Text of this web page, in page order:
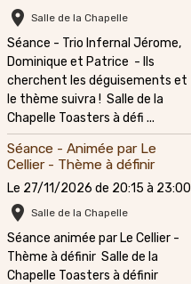
Salle de la Chapelle
Séance - Trio Infernal Jérome,
Dominique et Patrice - Ils
cherchent les déguisements et
le thème suivra ! Salle de la
Chapelle Toasters à défi ...
Séance - Animée par Le
Cellier - Thème à définir
Le 27/11/2026 de 20:15 à 23:00
Salle de la Chapelle
Séance animée par Le Cellier -
Thème à définir Salle de la
Chapelle Toasters à définir